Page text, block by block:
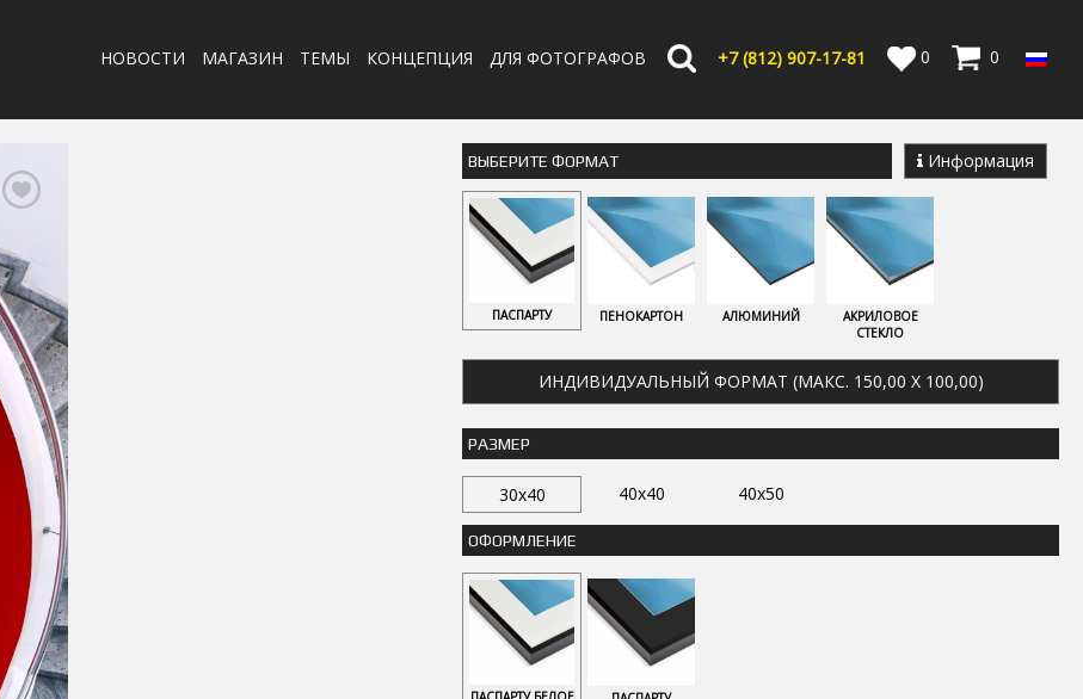
НОВОСТИ МАГАЗИН ТЕМЫ КОНЦЕПЦИЯ ДЛЯ ФОТОГРАФОВ +7 (812) 907-17-81 0 0
ВЫБЕРИТЕ ФОРМАТ Информация
ПАСПАРТУ ПЕНОКАРТОН АЛЮМИНИЙ
АКРИЛОВОЕ
СТЕКЛО
ИНДИВИДУАЛЬНЫЙ ФОРМАТ (МАКС. 150,00 X 100,00)
РАЗМЕР
30x40 40x40 40x50
ОФОРМЛЕНИЕ